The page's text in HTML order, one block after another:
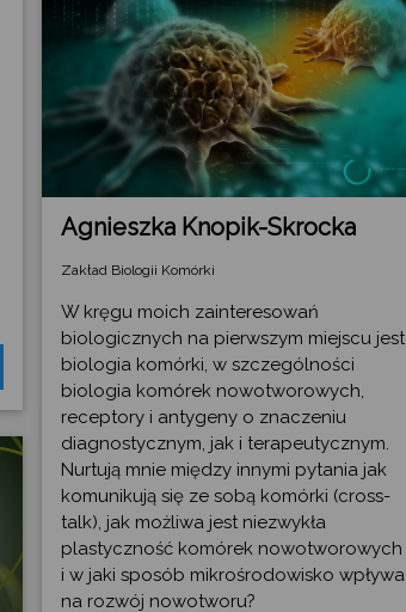
Agnieszka Knopik-Skrocka
Zakład Biologii Komórki
W kręgu moich zainteresowań
biologicznych na pierwszym miejscu jest
biologia komórki, w szczególności
biologia komórek nowotworowych,
receptory i antygeny o znaczeniu
diagnostycznym, jak i terapeutycznym.
Nurtują mnie między innymi pytania jak
komunikują się ze sobą komórki (cross-
talk), jak możliwa jest niezwykła
plastyczność komórek nowotworowych
i w jaki sposób mikrośrodowisko wpływa
na rozwój nowotworu?